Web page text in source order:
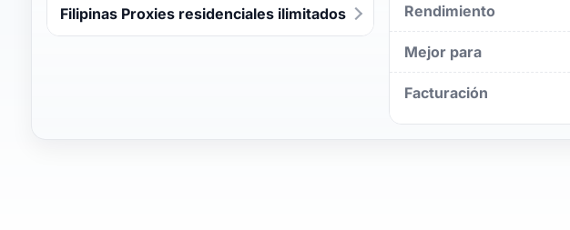
Filipinas Proxies residenciales ilimitados Rendimiento
Mejor para
Facturación